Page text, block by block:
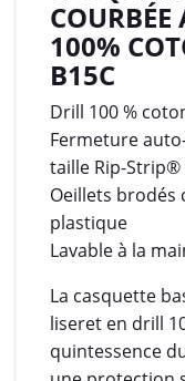
COURBÉE
100%
B15C
Drill 100 %
Fermeture
taille Rip-Strip®
Oeillets brodés
plastique
Lavable à la
La casquette
liseret en drill
quintessence